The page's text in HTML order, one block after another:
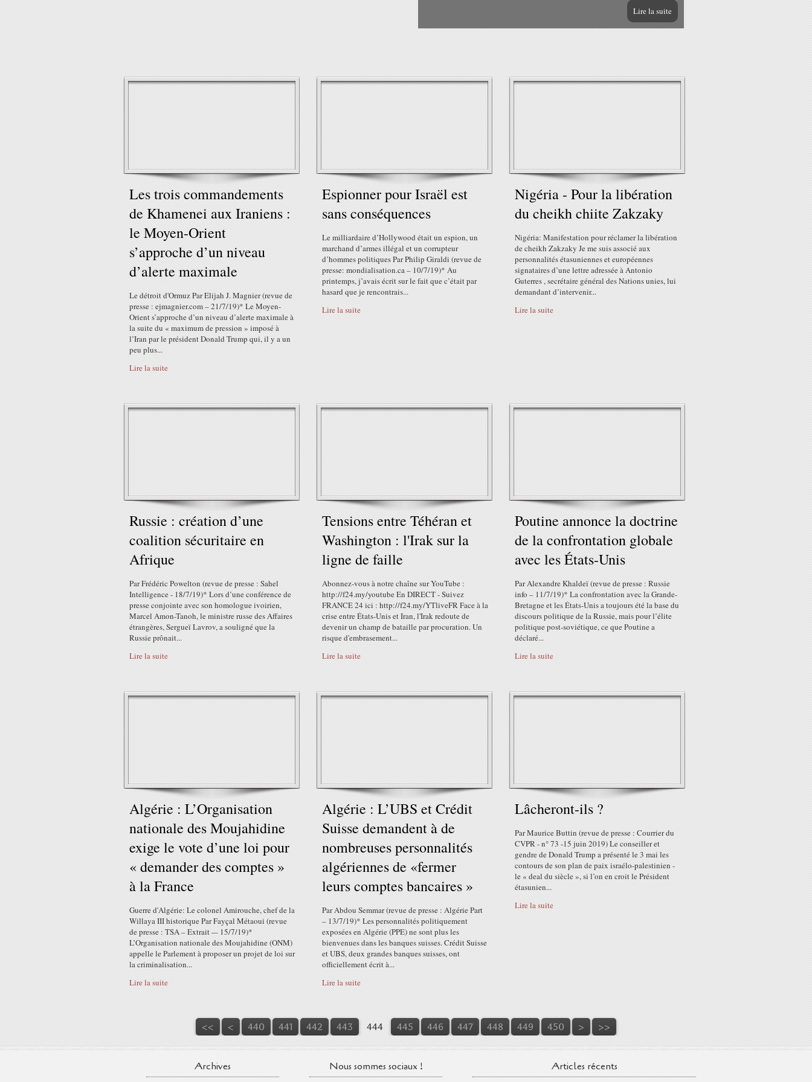
Lire la suite
Les trois commandements
de Khamenei aux Iraniens :
le Moyen-Orient
s’approche d’un niveau
d’alerte maximale
Le détroit d'Ormuz Par Elijah J. Magnier (revue de
presse : ejmagnier.com – 21/7/19)* Le Moyen-
Orient s’approche d’un niveau d’alerte maximale à
la suite du « maximum de pression » imposé à
l’Iran par le président Donald Trump qui, il y a un
peu plus...
Lire la suite
Espionner pour Israël est
sans conséquences
Le milliardaire d’Hollywood était un espion, un
marchand d’armes illégal et un corrupteur
d’hommes politiques Par Philip Giraldi (revue de
presse: mondialisation.ca – 10/7/19)* Au
printemps, j’avais écrit sur le fait que c’était par
hasard que je rencontrais...
Lire la suite
Nigéria - Pour la libération
du cheikh chiite Zakzaky
Nigéria: Manifestation pour réclamer la libération
de cheikh Zakzaky Je me suis associé aux
personnalités étasuniennes et européennes
signataires d’une lettre adressée à Antonio
Guterres , secrétaire général des Nations unies, lui
demandant d’intervenir...
Lire la suite
Russie : création d’une
coalition sécuritaire en
Afrique
Par Frédéric Powelton (revue de presse : Sahel
Intelligence - 18/7/19)* Lors d’une conférence de
presse conjointe avec son homologue ivoirien,
Marcel Amon-Tanoh, le ministre russe des Affaires
étrangères, Sergueï Lavrov, a souligné que la
Russie prônait...
Lire la suite
Tensions entre Téhéran et
Washington : l'Irak sur la
ligne de faille
Abonnez-vous à notre chaîne sur YouTube :
http://f24.my/youtube En DIRECT - Suivez
FRANCE 24 ici : http://f24.my/YTliveFR Face à la
crise entre États-Unis et Iran, l'Irak redoute de
devenir un champ de bataille par procuration. Un
risque d'embrasement...
Lire la suite
Poutine annonce la doctrine
de la confrontation globale
avec les États-Unis
Par Alexandre Khaldeï (revue de presse : Russie
info – 11/7/19)* La confrontation avec la Grande-
Bretagne et les États-Unis a toujours été la base du
discours politique de la Russie, mais pour l’élite
politique post-soviétique, ce que Poutine a
déclaré...
Lire la suite
Algérie : L’Organisation
nationale des Moujahidine
exige le vote d’une loi pour
« demander des comptes »
à la France
Guerre d'Algérie: Le colonel Amirouche, chef de la
Willaya III historique Par Fayçal Métaoui (revue
de presse : TSA – Extrait -– 15/7/19)*
L’Organisation nationale des Moujahidine (ONM)
appelle le Parlement à proposer un projet de loi sur
la criminalisation...
Lire la suite
Algérie : L’UBS et Crédit
Suisse demandent à de
nombreuses personnalités
algériennes de «fermer
leurs comptes bancaires »
Par Abdou Semmar (revue de presse : Algérie Part
– 13/7/19)* Les personnalités politiquement
exposées en Algérie (PPE) ne sont plus les
bienvenues dans les banques suisses. Crédit Suisse
et UBS, deux grandes banques suisses, ont
officiellement écrit à...
Lire la suite
Lâcheront-ils ?
Par Maurice Buttin (revue de presse : Courrier du
CVPR - n° 73 -15 juin 2019) Le conseiller et
gendre de Donald Trump a présenté le 3 mai les
contours de son plan de paix israélo-palestinien -
le « deal du siècle », si l’on en croit le Président
étasunien...
Lire la suite
<< < 400
410
420
430
440 441 442 443 444 445 446 447 448 449 450 460
470
480
490
500
600
> >>
Archives Nous sommes sociaux ! Articles récents